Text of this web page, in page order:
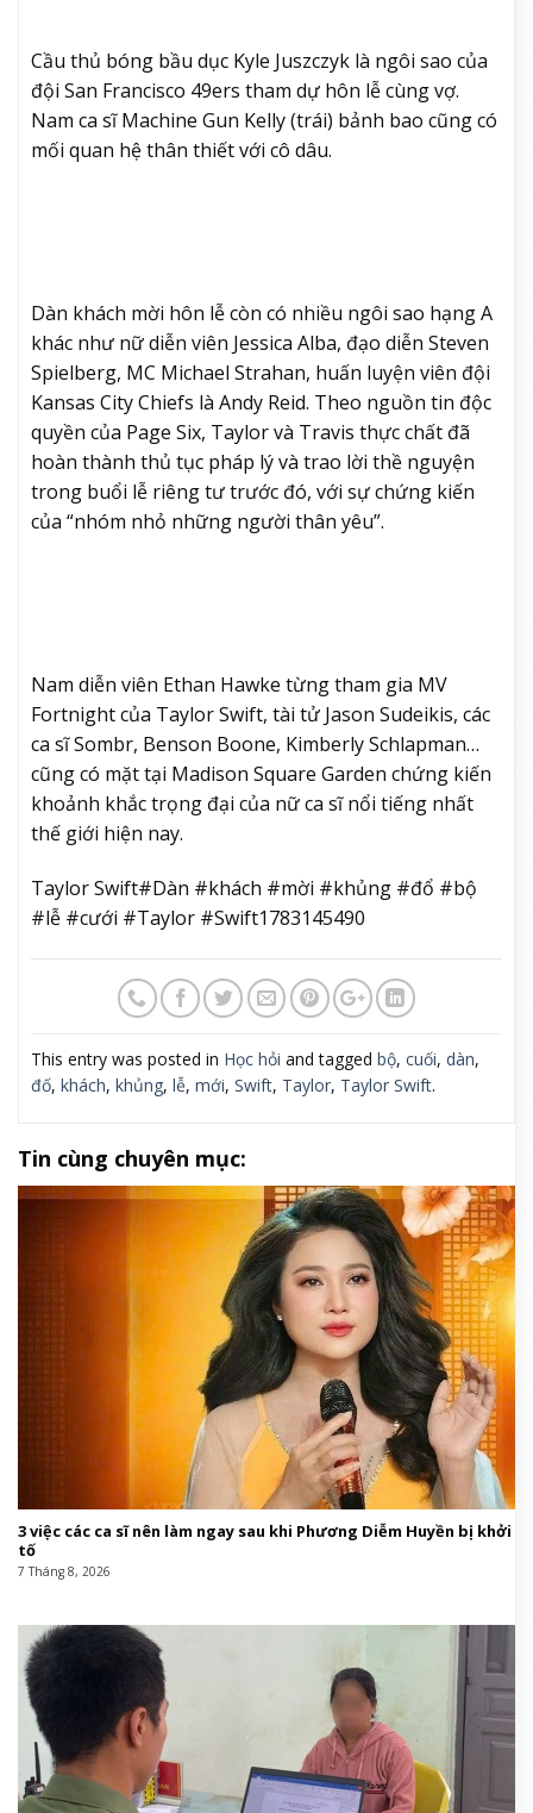
Cầu thủ bóng bầu dục Kyle Juszczyk là ngôi sao của
đội San Francisco 49ers tham dự hôn lễ cùng vợ.
Nam ca sĩ Machine Gun Kelly (trái) bảnh bao cũng có
mối quan hệ thân thiết với cô dâu.
Dàn khách mời hôn lễ còn có nhiều ngôi sao hạng A
khác như nữ diễn viên Jessica Alba, đạo diễn Steven
Spielberg, MC Michael Strahan, huấn luyện viên đội
Kansas City Chiefs là Andy Reid. Theo nguồn tin độc
quyền của Page Six, Taylor và Travis thực chất đã
hoàn thành thủ tục pháp lý và trao lời thề nguyện
trong buổi lễ riêng tư trước đó, với sự chứng kiến
của “nhóm nhỏ những người thân yêu”.
Nam diễn viên Ethan Hawke từng tham gia MV
Fortnight của Taylor Swift, tài tử Jason Sudeikis, các
ca sĩ Sombr, Benson Boone, Kimberly Schlapman…
cũng có mặt tại Madison Square Garden chứng kiến
khoảnh khắc trọng đại của nữ ca sĩ nổi tiếng nhất
thế giới hiện nay.
Taylor Swift#Dàn #khách #mời #khủng #đổ #bộ
#lễ #cưới #Taylor #Swift1783145490
This entry was posted in Học hỏi and tagged bộ, cuối, dàn,
đố, khách, khủng, lễ, mới, Swift, Taylor, Taylor Swift.
Tin cùng chuyên mục:
3 việc các ca sĩ nên làm ngay sau khi Phương Diễm Huyền bị khởi
tố
7 Tháng 8, 2026